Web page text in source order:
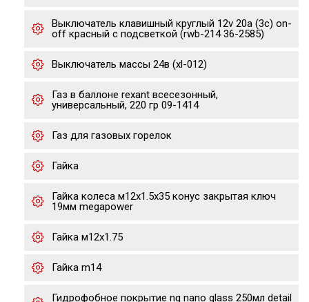
Выключатель клавишный круглый 12v 20а (3с) on-
off красный с подсветкой (rwb-214 36-2585)
Выключатель массы 24в (xl-012)
Газ в баллоне rexant всесезонный,
универсальный, 220 гр 09-1414
Газ для газовых горелок
Гайка
Гайка колеса м12х1.5х35 конус закрытая ключ
19мм megapower
Гайка м12х1.75
Гайка m14
Гидрофобное покрытие ng nano glass 250мл detail